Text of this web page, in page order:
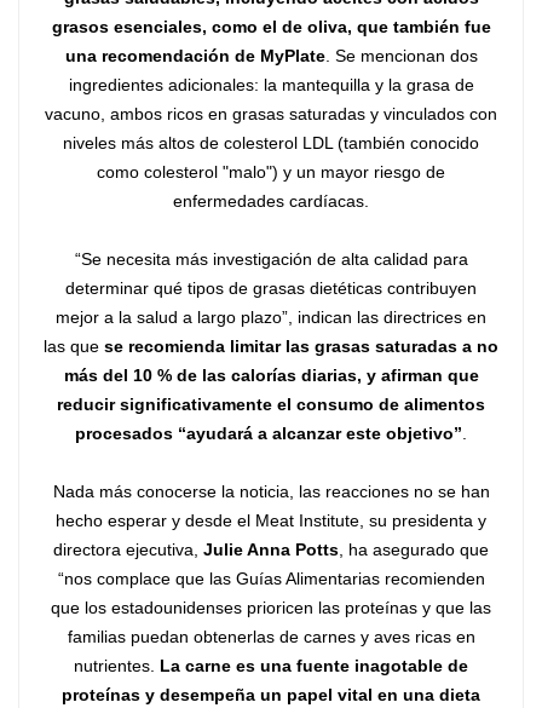
grasos esenciales, como el de oliva, que también fue
una recomendación de MyPlate. Se mencionan dos
ingredientes adicionales: la mantequilla y la grasa de
vacuno, ambos ricos en grasas saturadas y vinculados con
niveles más altos de colesterol LDL (también conocido
como colesterol "malo") y un mayor riesgo de
enfermedades cardíacas.
“Se necesita más investigación de alta calidad para
determinar qué tipos de grasas dietéticas contribuyen
mejor a la salud a largo plazo”, indican las directrices en
las que se recomienda limitar las grasas saturadas a no
más del 10 % de las calorías diarias, y afirman que
reducir significativamente el consumo de alimentos
procesados ​​“ayudará a alcanzar este objetivo”
Nada más conocerse la noticia, las reacciones no se han
hecho esperar y desde el Meat Institute, su presidenta y
directora ejecutiva, Julie Anna Potts , ha asegurado que
“nos complace que las Guías Alimentarias recomienden
que los estadounidenses prioricen las proteínas y que las
familias puedan obtenerlas de carnes y aves ricas en
nutrientes. La carne es una fuente inagotable de
proteínas y desempeña un papel vital en una dieta